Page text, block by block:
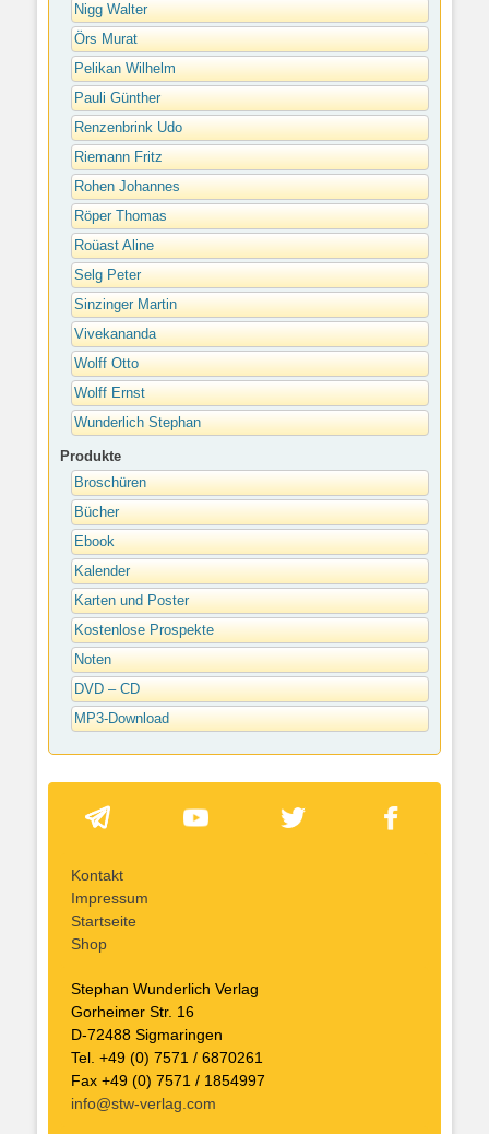
Nigg Walter
Örs Murat
Pelikan Wilhelm
Pauli Günther
Renzenbrink Udo
Riemann Fritz
Rohen Johannes
Röper Thomas
Roüast Aline
Selg Peter
Sinzinger Martin
Vivekananda
Wolff Otto
Wolff Ernst
Wunderlich Stephan
Produkte
Broschüren
Bücher
Ebook
Kalender
Karten und Poster
Kostenlose Prospekte
Noten
DVD – CD
MP3-Download
Kontakt
Impressum
Startseite
Shop
Stephan Wunderlich Verlag
Gorheimer Str. 16
D-72488 Sigmaringen
Tel. +49 (0) 7571 / 6870261
Fax +49 (0) 7571 / 1854997
info@stw-verlag.com